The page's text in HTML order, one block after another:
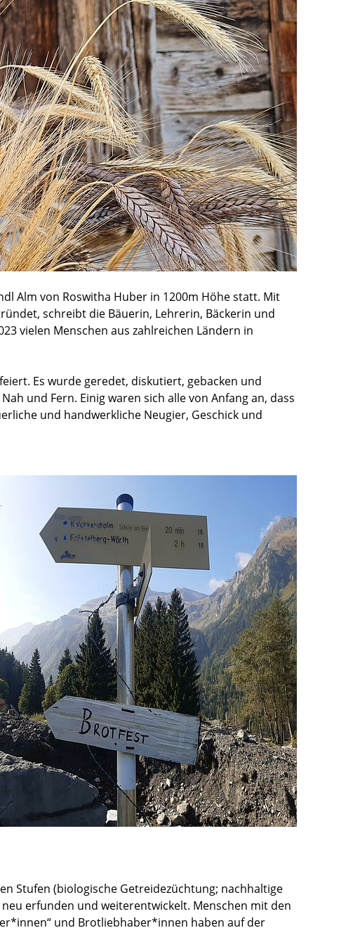
Alm von Roswitha Huber in 1200m Höhe statt. Mit
schreibt die Bäuerin, Lehrerin, Bäckerin und
vielen Menschen aus zahlreichen Ländern in
Es wurde geredet, diskutiert, gebacken und
und Fern. Einig waren sich alle von Anfang an, dass
und handwerkliche Neugier, Geschick und
Stufen (biologische Getreidezüchtung; nachhaltige
erfunden und weiterentwickelt. Menschen mit den
und Brotliebhaber*innen haben auf der